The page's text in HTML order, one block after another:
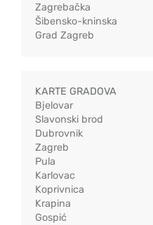
Zagrebačka
Šibensko-kninska
Grad Zagreb
KARTE GRADOVA
Bjelovar
Slavonski brod
Dubrovnik
Zagreb
Pula
Karlovac
Koprivnica
Krapina
Gospić